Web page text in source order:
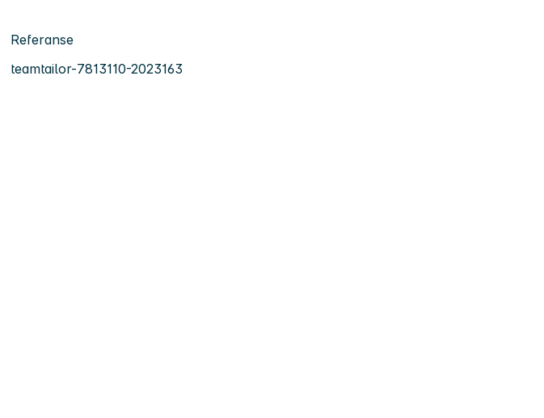
Referanse
teamtailor-7813110-2023163